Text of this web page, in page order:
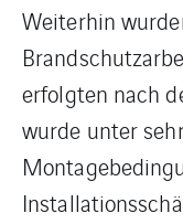
Weiterhin
erfolgten nach
wurde unter